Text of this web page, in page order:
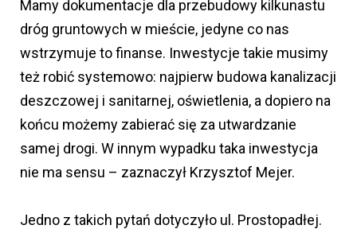
Mamy dokumentacje dla przebudowy kilkunastu
dróg gruntowych w mieście, jedyne co nas
wstrzymuje to finanse. Inwestycje takie musimy
też robić systemowo: najpierw budowa kanalizacji
deszczowej i sanitarnej, oświetlenia, a dopiero na
końcu możemy zabierać się za utwardzanie
samej drogi. W innym wypadku taka inwestycja
nie ma sensu – zaznaczył Krzysztof Mejer.
Jedno z takich pytań dotyczyło ul. Prostopadłej.